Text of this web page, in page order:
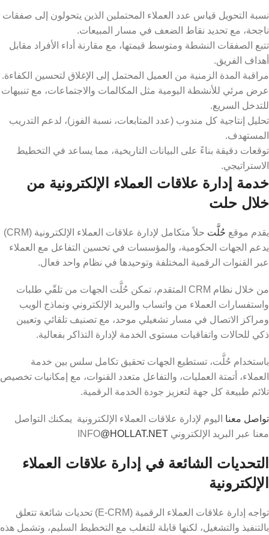
نسبة التحويل قياس عدد العملاء المحتملين الذين يتحولون إلى صفقات
ناجحة، مع تحديد نقاط الضعف في مسار المبيعات.
تتبع الصفقات النشطة ومتوسط قيمتها، مع مقارنة أداء الأفراد مقابل
أهداف الفريق.
مراقبة المدة الزمنية من العميل المحتمل إلى الإغلاق لتحسين الكفاءة.
عرض مرئي للأنشطة اليومية مثل المكالمات والاجتماعات، مع تنبيهات
للتدخل السريع.
تحليل إنتاجية كل مندوب (عدد المتابعات، نسبة الفوز)، لدعم التدريب
المستهدف.
توقعات دقيقة بناءً على البيانات التاريخية، مما يساعد في التخطيط
الاستراتيجي.
خدمة إدارة علاقات العملاء الإلكترونية من
خلال حلت
يقدم موقع حُلَّت
حلاً متكامل لإدارة علاقات العملاء الإلكترونية (CRM)
يدعم الجهات الحكومية، والمؤسسات في تحسين التفاعل مع العملاء
عبر القنوات الرقمية المختلفة وتوحيدها في نظام واحد فعال.
من خلال نظام CRM المتقدم، تمكن حُلَّت الجهات من تلقّي طلبات
واستفسارات العملاء من واتساب والبريد الإلكتروني ونماذج الويب
ومراكز الاتصال في مسار تشغيلي موحد، مع تصنيف تلقائي وتعيين
ذكي للحالات واتفاقيات مستوى الخدمة لإدارة التذاكر بفعالية.
باستخدام حُلَّت، تستطيع الجهات تحقيق تكامل سلس بين خدمة
العملاء، أتمتة العمليات، والتفاعل متعدد القنوات، مع إمكانيات تخصيص
تلائم طبيعة كل جهة لتعزيز جودة الخدمة الرقمية.
تواصل معنا اليوم لإدارة علاقات العملاء الإلكترونية يمكنك التواصل
معنا عبر البريد الإلكتروني INFO @HOLLAT.NET
التحديات الشائعة في إدارة علاقات العملاء
الإلكترونية
تواجه إدارة علاقات العملاء الرقمية (E-CRM) تحديات شائعة تتعلق
بالتنفيذ والتشغيل، لكنها قابلة للتغلب مع التخطيط السليم، وتشمل هذه